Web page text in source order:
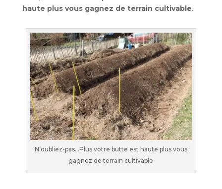
haute plus vous gagnez de terrain cultivable.
N’oubliez-pas…Plus votre butte est haute plus vous
gagnez de terrain cultivable